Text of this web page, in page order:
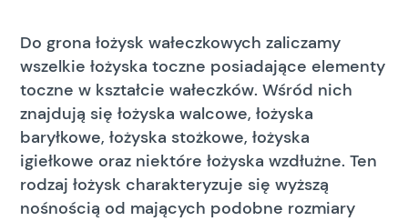
Do grona łożysk wałeczkowych zaliczamy
wszelkie łożyska toczne posiadające elementy
toczne w kształcie wałeczków. Wśród nich
znajdują się łożyska walcowe, łożyska
baryłkowe, łożyska stożkowe, łożyska
igiełkowe oraz niektóre łożyska wzdłużne. Ten
rodzaj łożysk charakteryzuje się wyższą
nośnością od mających podobne rozmiary